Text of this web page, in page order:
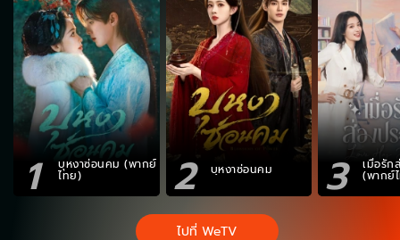
1 บุหงาซ่อนคม (พากย์
ไทย) 2 บุหงาซ่อนคม 3 เมื่อรัก
(พากย์
ไปที่ WeTV